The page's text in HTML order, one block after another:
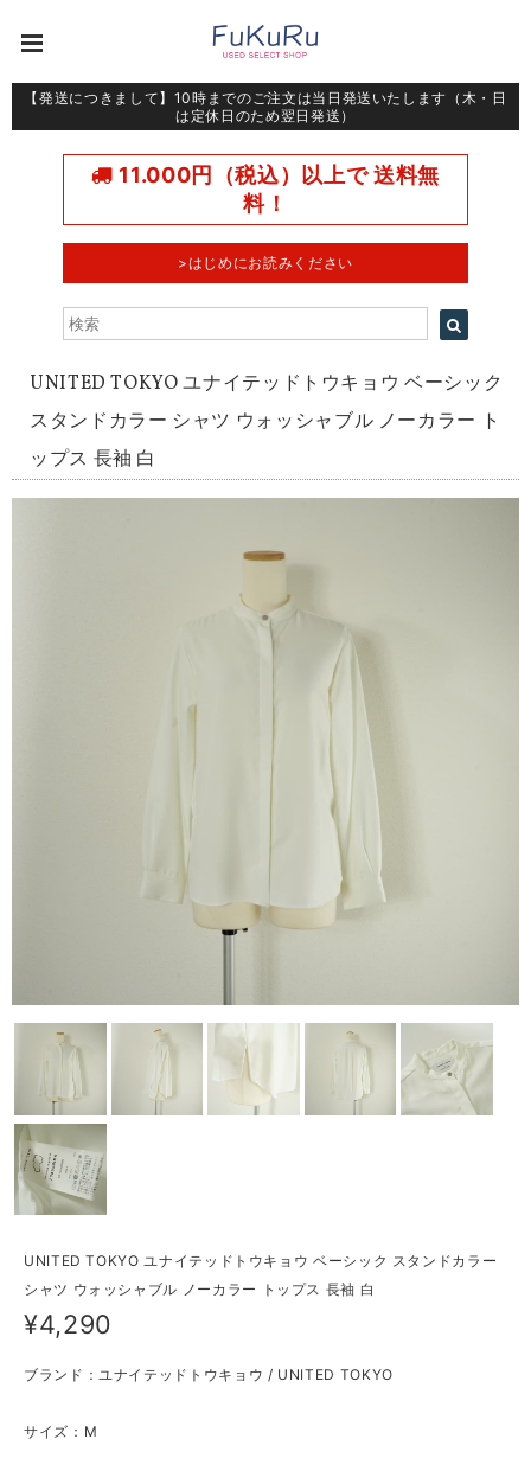
【発送につきまして】10時までのご注文は当日発送いたします（木・日
は定休日のため翌日発送）
11.000円（税込）以上で 送料無
料！
>はじめにお読みください
UNITED TOKYO ユナイテッドトウキョウ ベーシック
スタンドカラー シャツ ウォッシャブル ノーカラー ト
ップス 長袖 白
UNITED TOKYO ユナイテッドトウキョウ ベーシック スタンドカラー
シャツ ウォッシャブル ノーカラー トップス 長袖 白
¥4,290
ブランド：ユナイテッドトウキョウ / UNITED TOKYO
サイズ：M